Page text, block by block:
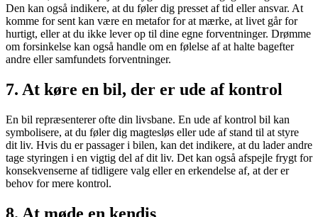
Den kan også indikere, at du føler dig presset af tid eller ansvar. At
komme for sent kan være en metafor for at mærke, at livet går for
hurtigt, eller at du ikke lever op til dine egne forventninger. Drømme
om forsinkelse kan også handle om en følelse af at halte bagefter
andre eller samfundets forventninger.
7. At køre en bil, der er ude af kontrol
En bil repræsenterer ofte din livsbane. En ude af kontrol bil kan
symbolisere, at du føler dig magtesløs eller ude af stand til at styre
dit liv. Hvis du er passager i bilen, kan det indikere, at du lader andre
tage styringen i en vigtig del af dit liv. Det kan også afspejle frygt for
konsekvenserne af tidligere valg eller en erkendelse af, at der er
behov for mere kontrol.